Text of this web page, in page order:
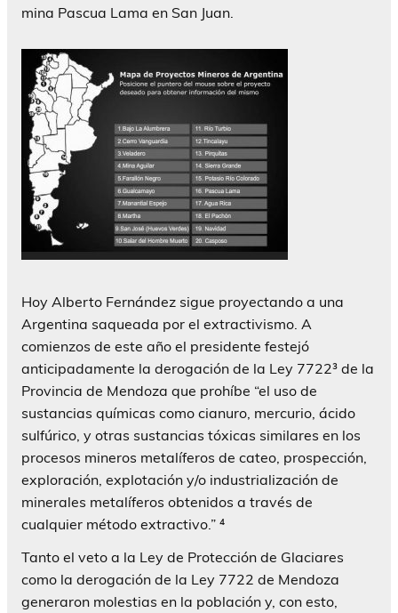
mina Pascua Lama en San Juan.
Hoy Alberto Fernández sigue proyectando a una
Argentina saqueada por el extractivismo. A
comienzos de este año el presidente festejó
anticipadamente la derogación de la Ley 7722³ de la
Provincia de Mendoza que prohíbe “el uso de
sustancias químicas como cianuro, mercurio, ácido
sulfúrico, y otras sustancias tóxicas similares en los
procesos mineros metalíferos de cateo, prospección,
exploración, explotación y/o industrialización de
minerales metalíferos obtenidos a través de
cualquier método extractivo.” ⁴
Tanto el veto a la Ley de Protección de Glaciares
como la derogación de la Ley 7722 de Mendoza
generaron molestias en la población y, con esto,